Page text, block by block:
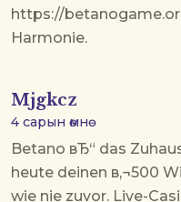
https://
Harmonie.
Mjgkcz
4 сарын өмнө
Betano вЂ“ das
heute deinen в‚¬500
wie nie zuvor. Live-